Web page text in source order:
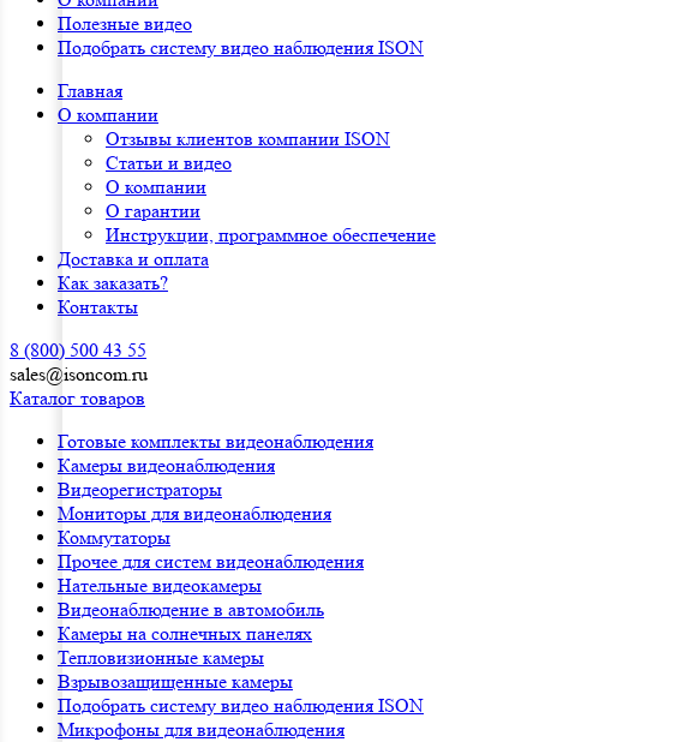
Полезные видео
Подобрать систему видео наблюдения ISON
Главная
О компании
Отзывы клиентов компании ISON
Статьи и видео
О компании
О гарантии
Инструкции, программное обеспечение
Доставка и оплата
Как заказать?
Контакты
8 (800) 500 43 55
sales@isoncom.ru
Каталог товаров
Готовые комплекты видеонаблюдения
Камеры видеонаблюдения
Видеорегистраторы
Мониторы для видеонаблюдения
Коммутаторы
Прочее для систем видеонаблюдения
Нательные видеокамеры
Видеонаблюдение в автомобиль
Камеры на солнечных панелях
Тепловизионные камеры
Взрывозащищенные камеры
Подобрать систему видео наблюдения ISON
Микрофоны для видеонаблюдения